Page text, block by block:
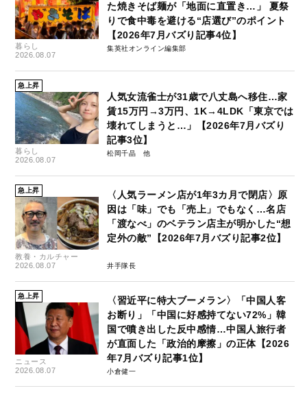
暮らし
2026.08.07
た焼きそば麺が「地面に直置き…」 夏祭
りで食中毒を避ける“店選び”のポイント
【2026年7月バズり記事4位】
集英社オンライン編集部
急上昇
暮らし
2026.08.07
人気女流雀士が31歳で八丈島へ移住…家
賃15万円→3万円、1K→4LDK「東京では
壊れてしまうと…」【2026年7月バズり
記事3位】
松岡千晶
急上昇
教養・カルチャー
2026.08.07
〈人気ラーメン店が1年3カ月で閉店〉原
因は「味」でも「売上」でもなく…名店
「渡なべ」のベテラン店主が明かした“想
定外の敵”【2026年7月バズり記事2位】
井手隊長
急上昇
ニュース
2026.08.07
〈習近平に特大ブーメラン〉「中国人客
お断り」「中国に好感持てない72%」韓
国で噴き出した反中感情…中国人旅行者
が直面した「政治的摩擦」の正体【2026
年7月バズり記事1位】
小倉健一